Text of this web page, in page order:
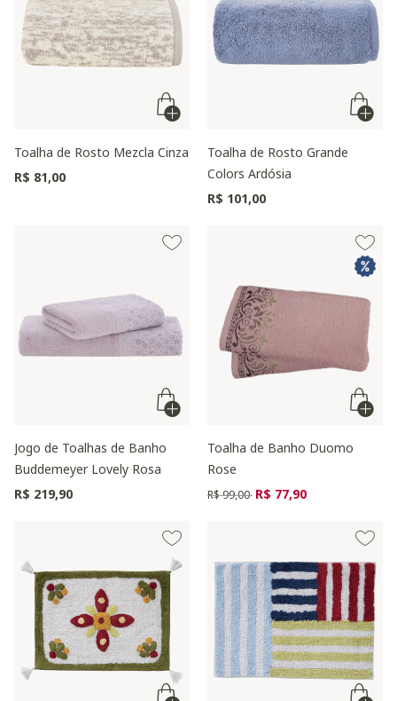
Toalha de Rosto Mezcla Cinza
R$ 81,00
Toalha de Rosto Grande
Colors Ardósia
R$ 101,00
Jogo de Toalhas de Banho
Buddemeyer Lovely Rosa
R$ 219,90
Toalha de Banho Duomo
Rose
Preço reduzido de
R$ 99,00 para
R$ 77,90